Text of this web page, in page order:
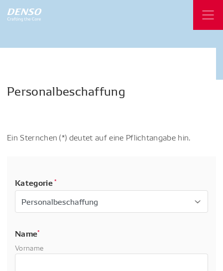
Personalbeschaffung
Ein Sternchen (*) deutet auf eine Pflichtangabe hin.
Kategorie*
Name*
Vorname